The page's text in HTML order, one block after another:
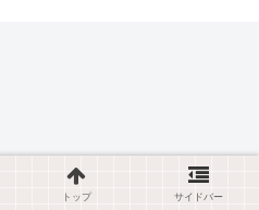
トップ サイドバー